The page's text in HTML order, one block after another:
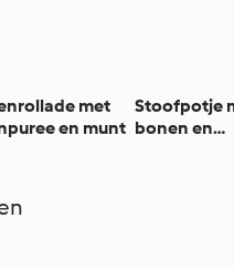
met
en munt
Stoofpotje
bonen en